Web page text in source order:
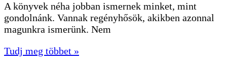
A könyvek néha jobban ismernek minket, mint
gondolnánk. Vannak regényhősök, akikben azonnal
magunkra ismerünk. Nem
Tudj meg többet »